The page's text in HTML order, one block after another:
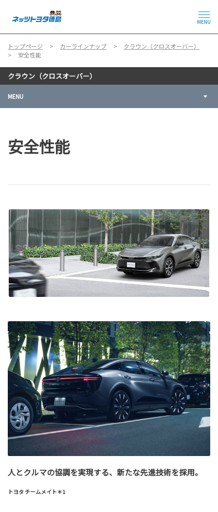
MENU
トップページ カーラインナップ
クラウン（クロスオーバー）
安全性能
クラウン（クロスオーバー）
MENU
安全性能
人とクルマの協調を実現する、新たな先進技術を採用。
トヨタ チームメイト＊1